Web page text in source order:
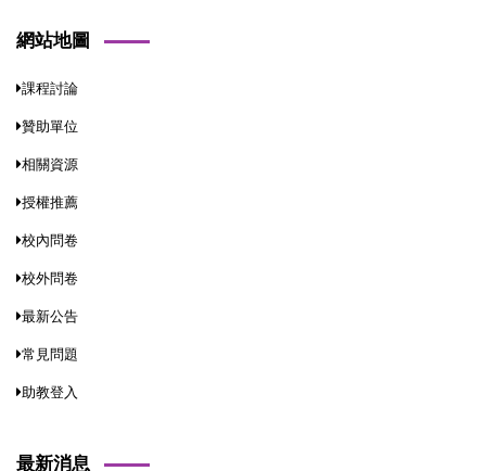
網站地圖
課程討論
贊助單位
相關資源
授權推薦
校內問卷
校外問卷
最新公告
常見問題
助教登入
最新消息